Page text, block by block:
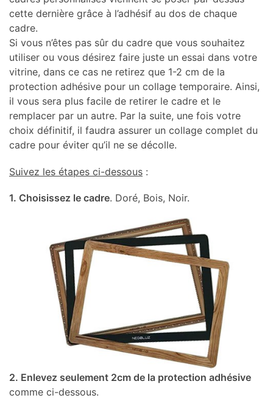
cette dernière grâce à l’adhésif au dos de chaque
cadre.
Si vous n’êtes pas sûr du cadre que vous souhaitez
utiliser ou vous désirez faire juste un essai dans votre
vitrine, dans ce cas ne retirez que 1-2 cm de la
protection adhésive pour un collage temporaire. Ainsi,
il vous sera plus facile de retirer le cadre et le
remplacer par un autre. Par la suite, une fois votre
choix définitif, il faudra assurer un collage complet du
cadre pour éviter qu’il ne se décolle.
Suivez les étapes ci-dessous :
1. Choisissez le cadre. Doré, Bois, Noir.
2. Enlevez seulement 2cm de la protection adhésive
comme ci-dessous.